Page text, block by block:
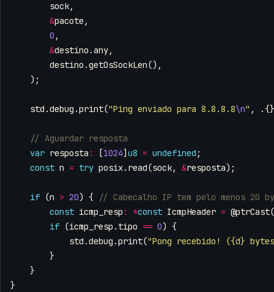
sock,
&pacote ,
0 ,
&destino .any,
destino .getOsSockLen(),
);
std .debug .print("Ping enviado para 8.8.8.8\n" ,
var resposta : [1024] u8 = undefined ;
const n = try posix. read(sock, &resposta);
if (n > 20) {
const icmp_resp : *const IcmpHeader = @ptrCast(
if (icmp_resp . tipo == 0) {
std .debug .print("Pong recebido! ({d}
}
}
}